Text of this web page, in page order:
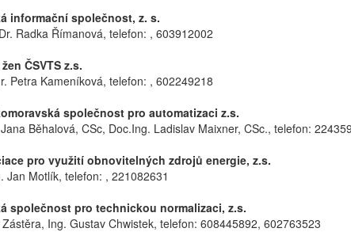
informační společnost, z. s.
Radka Římanová, telefon: , 603912002
ČSVTS z.s.
Petra Kameníková, telefon: , 602249218
společnost pro automatizaci z.s.
Běhalová, CSc, Doc.Ing. Ladislav Maixner, CSc., telefon:
pro využití obnovitelných zdrojů energie, z.s.
Jan Motlík, telefon: , 221082631
společnost pro technickou normalizaci, z.s.
Ing. Gustav Chwistek, telefon: 608445892, 602763523